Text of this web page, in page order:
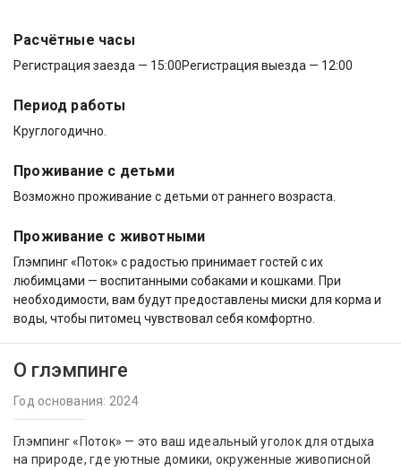
Расчётные часы
Регистрация заезда — 15:00Регистрация выезда — 12:00
Период работы
Круглогодично.
Проживание с детьми
Возможно проживание с детьми от раннего возраста.
Проживание с животными
Глэмпинг «Поток» с радостью принимает гостей с их
любимцами — воспитанными собаками и кошками. При
необходимости, вам будут предоставлены миски для корма и
воды, чтобы питомец чувствовал себя комфортно.
О глэмпинге
Год основания: 2024
Глэмпинг «Поток» — это ваш идеальный уголок для отдыха
на природе, где уютные домики, окруженные живописной